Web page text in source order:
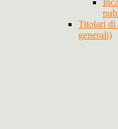
Titolari di
generali)